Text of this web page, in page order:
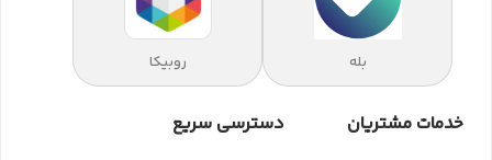
بله روبیکا
خدمات مشتریان دسترسی سریع